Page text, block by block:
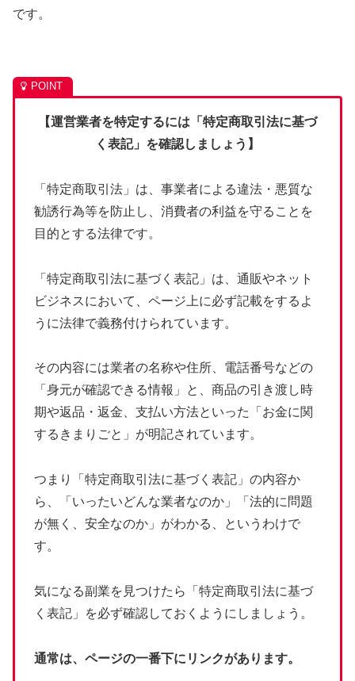
です。
【運営業者を特定するには「特定商取引法に基づ
く表記」を確認しましょう】
「特定商取引法」は、事業者による違法・悪質な
勧誘行為等を防止し、消費者の利益を守ることを
目的とする法律です。
「特定商取引法に基づく表記」は、通販やネット
ビジネスにおいて、ページ上に必ず記載をするよ
うに法律で義務付けられています。
その内容には業者の名称や住所、電話番号などの
「身元が確認できる情報」と、商品の引き渡し時
期や返品・返金、支払い方法といった「お金に関
するきまりごと」が明記されています。
つまり「特定商取引法に基づく表記」の内容か
ら、「いったいどんな業者なのか」「法的に問題
が無く、安全なのか」がわかる、というわけで
す。
気になる副業を見つけたら「特定商取引法に基づ
く表記」を必ず確認しておくようにしましょう。
通常は、ページの一番下にリンクがあります。